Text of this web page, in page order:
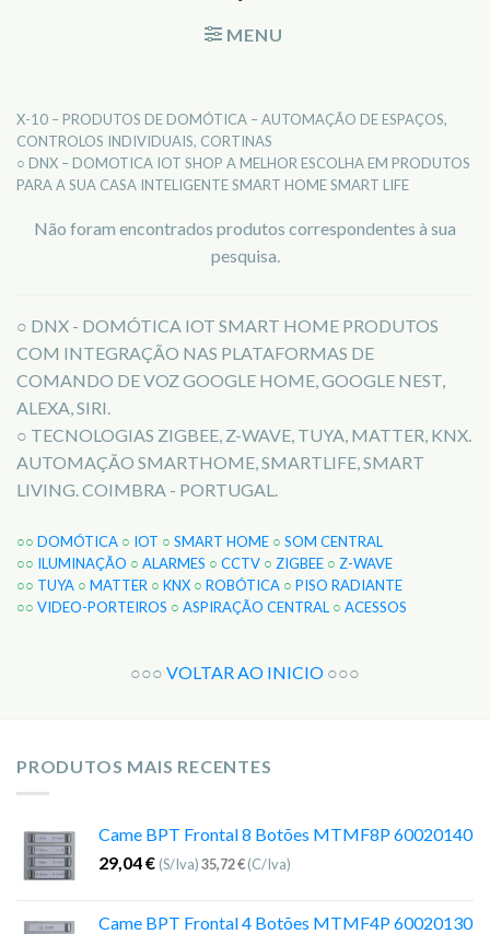
MENU
X-10 – PRODUTOS DE DOMÓTICA – AUTOMAÇÃO DE ESPAÇOS,
CONTROLOS INDIVIDUAIS, CORTINAS
○ DNX – DOMOTICA IOT SHOP A MELHOR ESCOLHA EM PRODUTOS
PARA A SUA CASA INTELIGENTE SMART HOME SMART LIFE
Não foram encontrados produtos correspondentes à sua
pesquisa.
○ DNX - DOMÓTICA IOT SMART HOME PRODUTOS
COM INTEGRAÇÃO NAS PLATAFORMAS DE
COMANDO DE VOZ GOOGLE HOME, GOOGLE NEST,
ALEXA, SIRI.
○ TECNOLOGIAS ZIGBEE, Z-WAVE, TUYA, MATTER, KNX.
AUTOMAÇÃO SMARTHOME, SMARTLIFE, SMART
LIVING. COIMBRA - PORTUGAL.
○○ DOMÓTICA ○ IOT ○ SMART HOME ○ SOM CENTRAL
○○ ILUMINAÇÃO ○ ALARMES ○ CCTV ○ ZIGBEE ○ Z-WAVE
○○ TUYA ○ MATTER ○ KNX ○ ROBÓTICA ○ PISO RADIANTE
○○ VIDEO-PORTEIROS ○ ASPIRAÇÃO CENTRAL ○ ACESSOS
○○○ VOLTAR AO INICIO ○○○
PRODUTOS MAIS RECENTES
Came BPT Frontal 8 Botões MTMF8P 60020140
29,04€ (S/Iva)35,72€(C/Iva)
Came BPT Frontal 4 Botões MTMF4P 60020130